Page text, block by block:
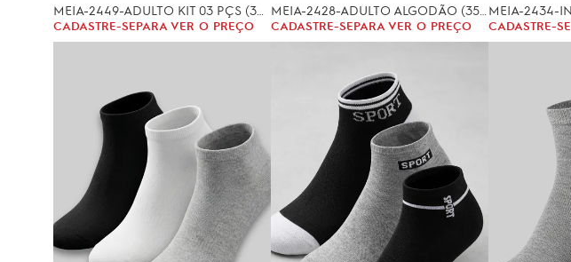
CADASTRE-SEPARA VER O PREÇO
MEIA-2428-ADULTO ALGODÃO (35/40)
CADASTRE-SEPARA VER O PREÇO CADASTRE-SE